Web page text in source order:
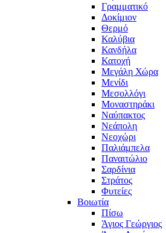
Γραμματικό
Δοκίμιον
Θερμό
Καλύβια
Κανδήλα
Κατοχή
Μεγάλη Χώρα
Μενίδι
Μεσολλόγι
Μοναστηράκι
Ναύπακτος
Νεάπολη
Νεοχώρι
Παλιάμπελα
Παναιτώλιο
Σαρδίνια
Στράτος
Φυτείες
Βοιωτία
Πίσω
Άγιος Γεώργιος